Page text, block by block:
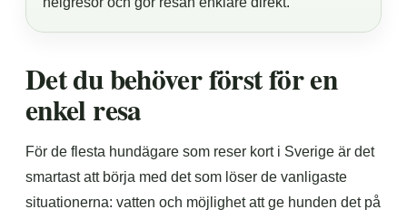
Det du behöver först för en
enkel resa
För de flesta hundägare som reser kort i Sverige är det
smartast att börja med det som löser de vanligaste
situationerna: vatten och möjlighet att ge hunden det på